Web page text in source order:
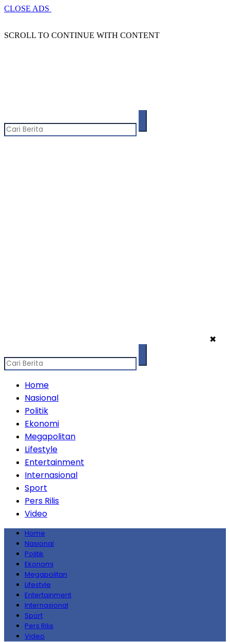
CLOSE ADS
SCROLL TO CONTINUE WITH CONTENT
✖
Home
Nasional
Politik
Ekonomi
Megapolitan
Lifestyle
Entertainment
Internasional
Sport
Pers Rilis
Video
Home
Nasional
Politik
Ekonomi
Megapolitan
Lifestyle
Entertainment
Internasional
Sport
Pers Rilis
Video